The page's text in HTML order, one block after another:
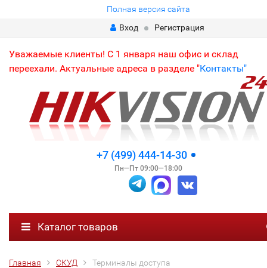
Полная версия сайта
Вход
Регистрация
Уважаемые клиенты! С 1 января наш офис и склад
переехали. Актуальные адреса в разделе "Контакты"
+7 (499) 444-14-30
Пн—Пт 09:00—18:00
Каталог товаров
Главная СКУД Терминалы доступа